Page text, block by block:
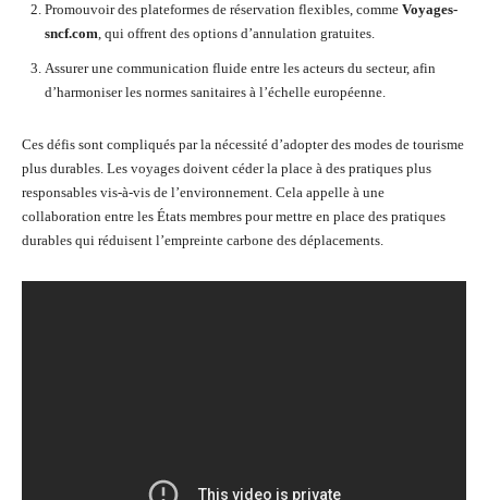
Promouvoir des plateformes de réservation flexibles, comme Voyages-
sncf.com, qui offrent des options d’annulation gratuites.
Assurer une communication fluide entre les acteurs du secteur, afin
d’harmoniser les normes sanitaires à l’échelle européenne.
Ces défis sont compliqués par la nécessité d’adopter des modes de tourisme
plus durables. Les voyages doivent céder la place à des pratiques plus
responsables vis-à-vis de l’environnement. Cela appelle à une
collaboration entre les États membres pour mettre en place des pratiques
durables qui réduisent l’empreinte carbone des déplacements.